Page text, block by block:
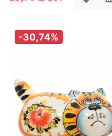
-30,74%